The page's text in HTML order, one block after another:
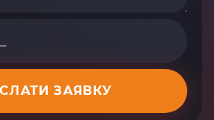
ЗАЯВКУ